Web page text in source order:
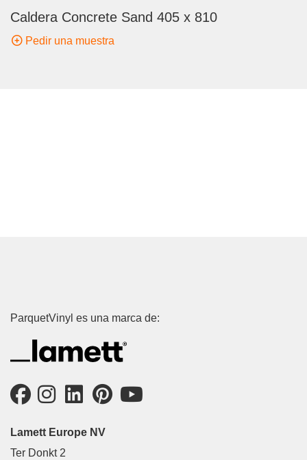
Caldera Concrete Sand 405 x 810
Pedir una muestra
ParquetVinyl es una marca de:
Lamett Europe NV
Ter Donkt 2